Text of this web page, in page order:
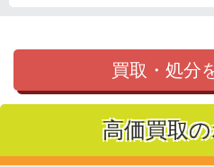
買取・処分
高価買取